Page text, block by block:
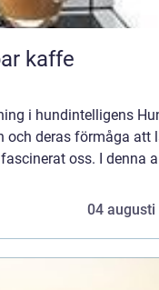
kaffe
i hundintelligens
och deras förmåga att
oss. I denna
04 augusti